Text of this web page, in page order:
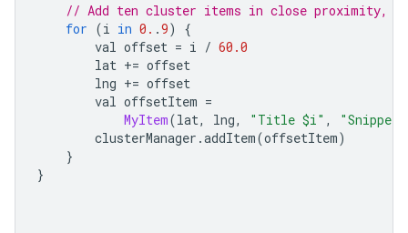
// Add ten cluster items in close proximity,
for (i in 0. .9)
{
val offset = i / 60.0
lat += offset
lng += offset
val offsetItem =
MyItem(lat, lng, "Title $i" ,
clusterManager .addItem(offsetItem)
}
}